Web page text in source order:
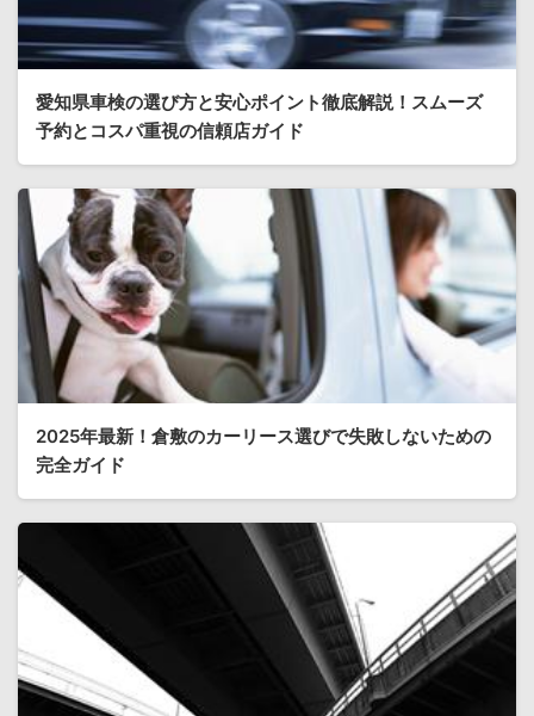
愛知県車検の選び方と安心ポイント徹底解説！スムーズ
予約とコスパ重視の信頼店ガイド
2025年最新！倉敷のカーリース選びで失敗しないための
完全ガイド